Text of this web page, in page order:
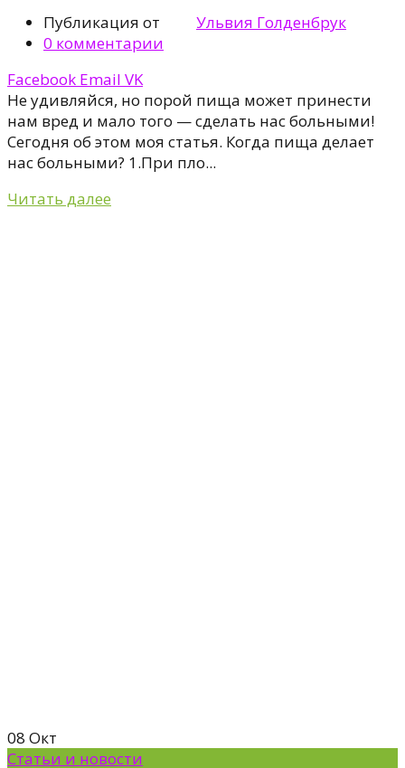
Публикация от
Ульвия Голденбрук
0 комментарии
Facebook Email VK
Не удивляйся, но порой пища может принести
нам вред и мало того — сделать нас больными!
Сегодня об этом моя статья. Когда пища делаeт
нас больными? 1.При пло...
Читать далее
08 Окт
Статьи и новости